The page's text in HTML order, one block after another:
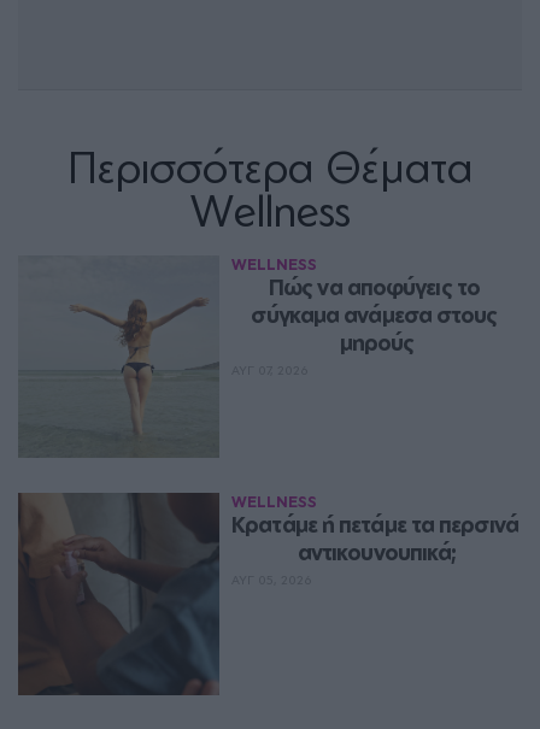
Περισσότερα Θέματα
Wellness
WELLNESS
Πώς να αποφύγεις το
σύγκαμα ανάμεσα στους
μηρούς
WELLNESS
Κρατάμε ή πετάμε τα περσινά
αντικουνουπικά;